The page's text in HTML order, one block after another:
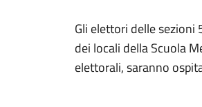
Gli elettori delle
dei locali della Scuola
elettorali, saranno